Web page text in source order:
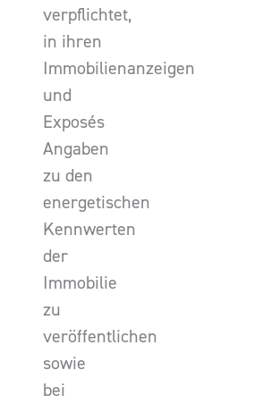
verpflichtet,
in ihren
Immobilienanzeigen
und
Exposés
Angaben
zu den
energetischen
Kennwerten
der
Immobilie
zu
veröffentlichen
sowie
bei